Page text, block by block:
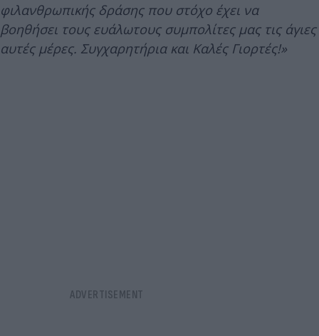
φιλανθρωπικής δράσης που στόχο έχει να
βοηθήσει τους ευάλωτους συμπολίτες μας τις άγιες
αυτές μέρες. Συγχαρητήρια και Καλές Γιορτές!»